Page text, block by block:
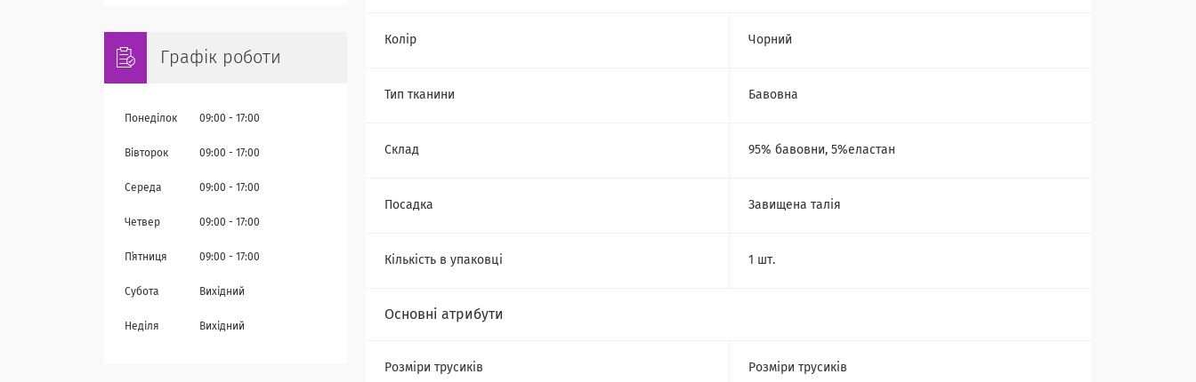
Колір Чорний
Тип тканини Бавовна
Склад 95% бавовни, 5%еластан
Посадка Завищена талія
Кількість в упаковці 1 шт.
Основні атрибути
Розміри трусиків Розміри трусиків
Графік роботи
Понеділок 09:00 17:00
Вівторок 09:00 17:00
Середа 09:00 17:00
Четвер 09:00 17:00
Пʼятниця 09:00 17:00
Субота Вихідний
Неділя Вихідний